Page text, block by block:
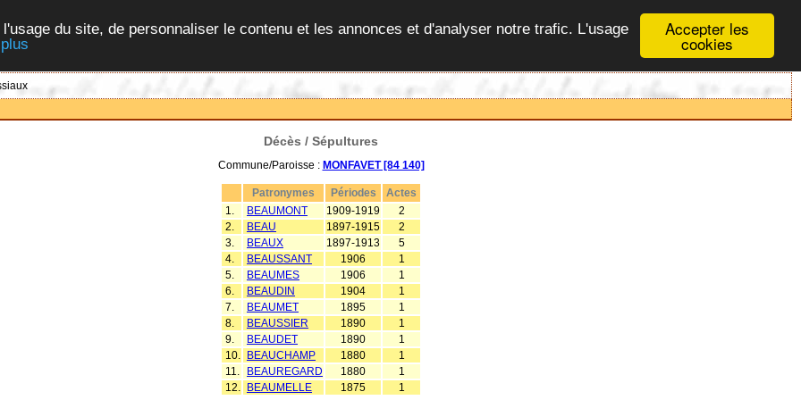
Accepter les
cookies
du site, de personnaliser le contenu et les annonces et d'analyser notre trafic. L'usage
Décès / Sépultures
Commune/Paroisse : MONFAVET [84 140]
Patronymes Périodes
Actes
1.
BEAUMONT 1909-1919
2
2.
BEAU 1897-1915
2
3.
BEAUX 1897-1913
5
4.
BEAUSSANT 1906
1
5.
BEAUMES 1906
1
6.
BEAUDIN 1904
1
7.
BEAUMET 1895
1
8.
BEAUSSIER 1890
1
9.
BEAUDET 1890
1
10.
BEAUCHAMP 1880
1
11.
BEAUREGARD 1880
1
12.
BEAUMELLE 1875 1